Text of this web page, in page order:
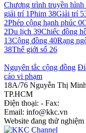
Chương trình truyền hình
giải trí 1Phim 38Giải trí
2Phép cộng hạnh phúc 0
2Du lịch 39Chiếc đồng
13Cộng đồng 40Rạng
38Thế giới số 26
Nguyên tắc cộng đồng
cáo vi phạm
18A/76 Nguyễn Thị
TP.HCM
Điện thoại: - Fax:
Email: info@kkc.vn
Website đang thử